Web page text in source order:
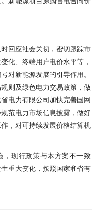
回应社会关切，密切跟踪市
化、终端用户电价水平等，
对新能源发展的引导作用。
则及绿色电力交易政策，做
电力有限公司加快完善国网
范电力市场信息披露，做好
，对可持续发展价格结算机
现行政策与本方案不一致
重大变化，按照国家和省有